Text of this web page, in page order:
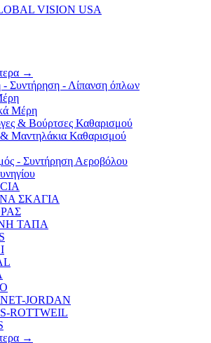
VISION USA
→
- Συντήρηση - Λίπανση όπλων
Μέρη
& Βούρτσες Καθαρισμού
Μαντηλάκια Καθαρισμού
- Συντήρηση Αεροβόλου
ΣΚΑΓΙΑ
ΤΑΠΑ
JORDAN
ROTTWEIL
→